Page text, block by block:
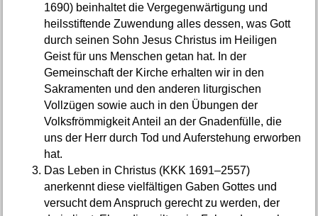
1690) beinhaltet die Vergegenwärtigung und
heilsstiftende Zuwendung alles dessen, was Gott
durch seinen Sohn Jesus Christus im Heiligen
Geist für uns Menschen getan hat. In der
Gemeinschaft der Kirche erhalten wir in den
Sakramenten und den anderen liturgischen
Vollzügen sowie auch in den Übungen der
Volksfrömmigkeit Anteil an der Gnadenfülle, die
uns der Herr durch Tod und Auferstehung erworben
hat.
Das Leben in Christus (KKK 1691–2557)
anerkennt diese vielfältigen Gaben Gottes und
versucht dem Anspruch gerecht zu werden, der